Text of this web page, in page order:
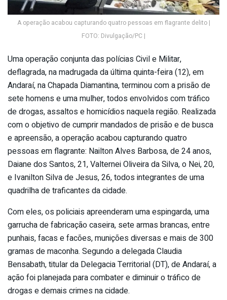
A operação acabou capturando quatro pessoas em flagrante delito |
FOTO: Divulgação/PC |
Uma operação conjunta das polícias Civil e Militar,
deflagrada, na madrugada da última quinta-feira (12), em
Andaraí, na Chapada Diamantina, terminou com a prisão de
sete homens e uma mulher, todos envolvidos com tráfico
de drogas, assaltos e homicídios naquela região. Realizada
com o objetivo de cumprir mandados de prisão e de busca
e apreensão, a operação acabou capturando quatro
pessoas em flagrante: Nailton Alves Barbosa, de 24 anos,
Daiane dos Santos, 21, Valternei Oliveira da Silva, o Nei, 20,
e Ivanilton Silva de Jesus, 26, todos integrantes de uma
quadrilha de traficantes da cidade.
Com eles, os policiais apreenderam uma espingarda, uma
garrucha de fabricação caseira, sete armas brancas, entre
punhais, facas e facões, munições diversas e mais de 300
gramas de maconha. Segundo a delegada Claudia
Bensabath, titular da Delegacia Territorial (DT), de Andaraí, a
ação foi planejada para combater e diminuir o tráfico de
drogas e demais crimes na cidade.